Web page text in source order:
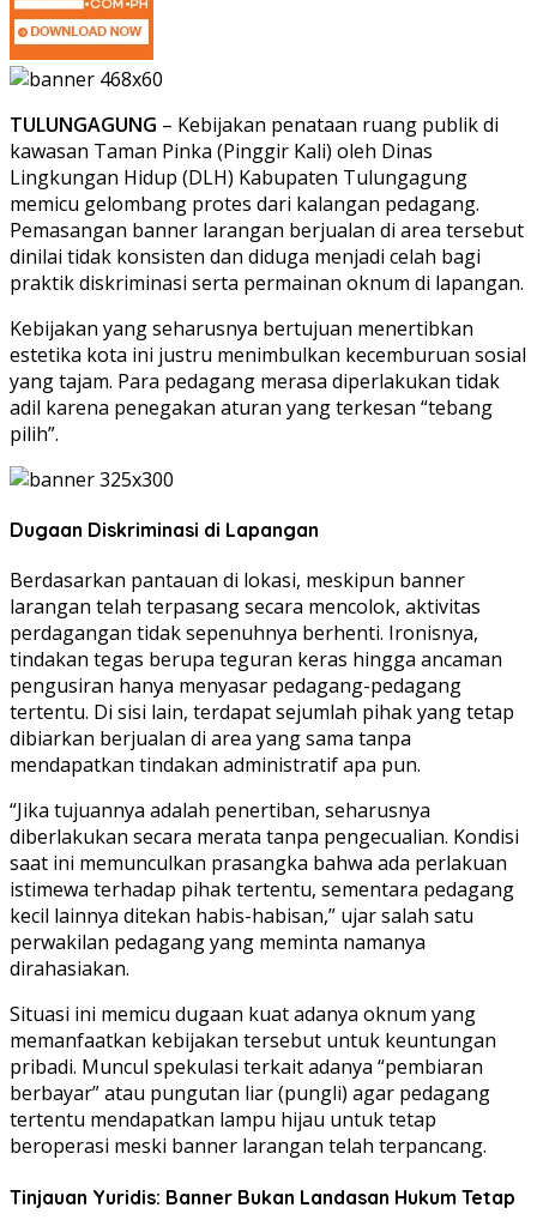
TULUNGAGUNG – Kebijakan penataan ruang publik di
kawasan Taman Pinka (Pinggir Kali) oleh Dinas
Lingkungan Hidup (DLH) Kabupaten Tulungagung
memicu gelombang protes dari kalangan pedagang.
Pemasangan banner larangan berjualan di area tersebut
dinilai tidak konsisten dan diduga menjadi celah bagi
praktik diskriminasi serta permainan oknum di lapangan.
Kebijakan yang seharusnya bertujuan menertibkan
estetika kota ini justru menimbulkan kecemburuan sosial
yang tajam. Para pedagang merasa diperlakukan tidak
adil karena penegakan aturan yang terkesan “tebang
pilih”.
Dugaan Diskriminasi di Lapangan
Berdasarkan pantauan di lokasi, meskipun banner
larangan telah terpasang secara mencolok, aktivitas
perdagangan tidak sepenuhnya berhenti. Ironisnya,
tindakan tegas berupa teguran keras hingga ancaman
pengusiran hanya menyasar pedagang-pedagang
tertentu. Di sisi lain, terdapat sejumlah pihak yang tetap
dibiarkan berjualan di area yang sama tanpa
mendapatkan tindakan administratif apa pun.
“Jika tujuannya adalah penertiban, seharusnya
diberlakukan secara merata tanpa pengecualian. Kondisi
saat ini memunculkan prasangka bahwa ada perlakuan
istimewa terhadap pihak tertentu, sementara pedagang
kecil lainnya ditekan habis-habisan,” ujar salah satu
perwakilan pedagang yang meminta namanya
dirahasiakan.
Situasi ini memicu dugaan kuat adanya oknum yang
memanfaatkan kebijakan tersebut untuk keuntungan
pribadi. Muncul spekulasi terkait adanya “pembiaran
berbayar” atau pungutan liar (pungli) agar pedagang
tertentu mendapatkan lampu hijau untuk tetap
beroperasi meski banner larangan telah terpancang.
Tinjauan Yuridis: Banner Bukan Landasan Hukum Tetap